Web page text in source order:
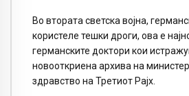
Во втората светска војна,
користеле тешки дроги, ова е
германските доктори кои
новооткриена архива на
здравство на Третиот Рајх.